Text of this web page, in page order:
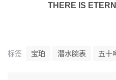
THERE IS
标签 宝珀 潜水腕表 五十